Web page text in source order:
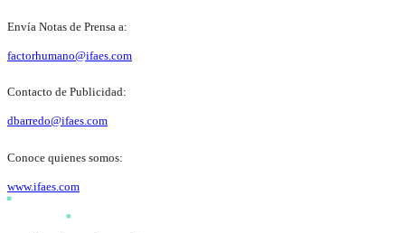
Envía Notas de Prensa a:
factorhumano@ifaes.com
Contacto de Publicidad:
dbarredo@ifaes.com
Conoce quienes somos:
www.ifaes.com